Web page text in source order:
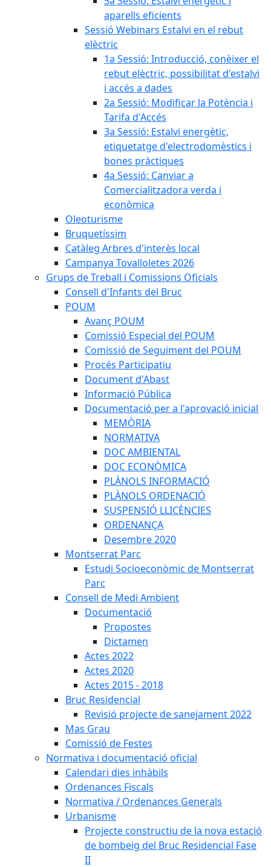
aparells eficients
Sessió Webinars Estalvi en el rebut
elèctric
1a Sessió: Introducció, conèixer el
rebut elèctric, possibilitat d'estalvi
i accés a dades
2a Sessió: Modificar la Potència i
Tarifa d'Accés
3a Sessió: Estalvi energètic,
etiquetatge d'electrodomèstics i
bones pràctiques
4a Sessió: Canviar a
Comercialitzadora verda i
econòmica
Oleoturisme
Bruquetíssim
Catàleg Arbres d'interès local
Campanya Tovalloletes 2026
Grups de Treball i Comissions Oficials
Consell d'Infants del Bruc
POUM
Avanç POUM
Comissió Especial del POUM
Comissió de Seguiment del POUM
Procés Participatiu
Document d'Abast
Informació Pública
Documentació per a l'aprovació inicial
MEMÒRIA
NORMATIVA
DOC AMBIENTAL
DOC ECONÒMICA
PLÀNOLS INFORMACIÓ
PLÀNOLS ORDENACIÓ
SUSPENSIÓ LLICÈNCIES
ORDENANÇA
Desembre 2020
Montserrat Parc
Estudi Socioeconòmic de Montserrat
Parc
Consell de Medi Ambient
Documentació
Propostes
Dictamen
Actes 2022
Actes 2020
Actes 2015 - 2018
Bruc Residencial
Revisió projecte de sanejament 2022
Mas Grau
Comissió de Festes
Normativa i documentació oficial
Calendari dies inhàbils
Ordenances Fiscals
Normativa / Ordenances Generals
Urbanisme
Projecte constructiu de la nova estació
de bombeig del Bruc Residencial Fase
II